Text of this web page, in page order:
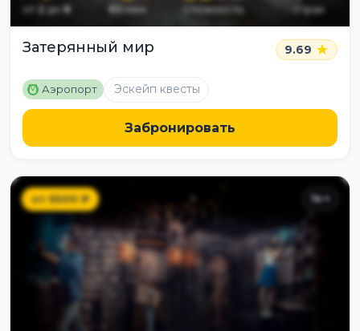
от 2 до8 60 мин сложность страх
Затерянный мир 9.69
M Аэропорт Эскейп квесты
Забронировать
от5500₽ 14+